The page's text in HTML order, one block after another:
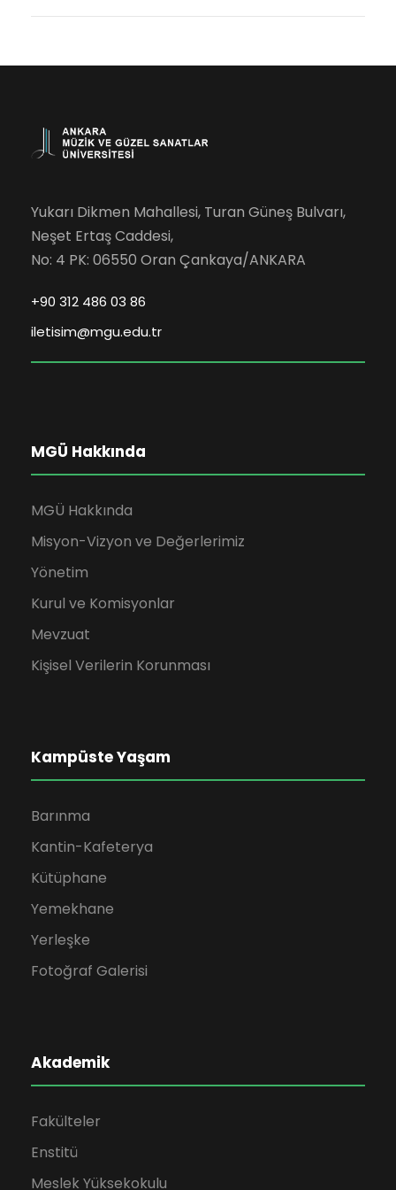
Yukarı Dikmen Mahallesi, Turan Güneş Bulvarı,
Neşet Ertaş Caddesi,
No: 4 PK: 06550 Oran Çankaya/ANKARA
+90 312 486 03 86
iletisim@mgu.edu.tr
MGÜ Hakkında
MGÜ Hakkında
Misyon-Vizyon ve Değerlerimiz
Yönetim
Kurul ve Komisyonlar
Mevzuat
Kişisel Verilerin Korunması
Kampüste Yaşam
Barınma
Kantin-Kafeterya
Kütüphane
Yemekhane
Yerleşke
Fotoğraf Galerisi
Akademik
Fakülteler
Enstitü
Meslek Yüksekokulu